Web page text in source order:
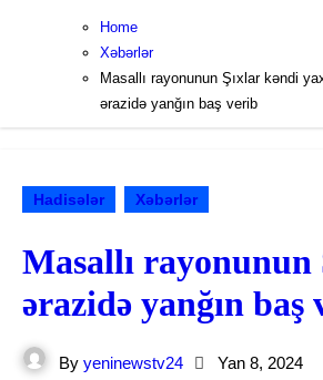
Home
Xəbərlər
Masallı rayonunun Şıxlar kəndi
ərazidə yanğın baş verib
Hadisələr Xəbərlər
Masallı rayonunun
ərazidə yanğın baş
By yeninewstv24 Yan 8, 2024